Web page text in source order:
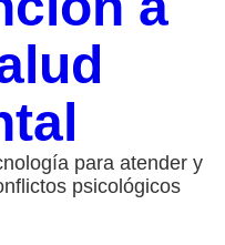
para atender y
psicológicos